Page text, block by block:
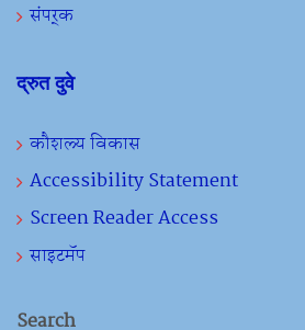
संपर्क
द्रुत दुवे
कौशल्य विकास
Accessibility Statement
Screen Reader Access
साइटमॅप
Search